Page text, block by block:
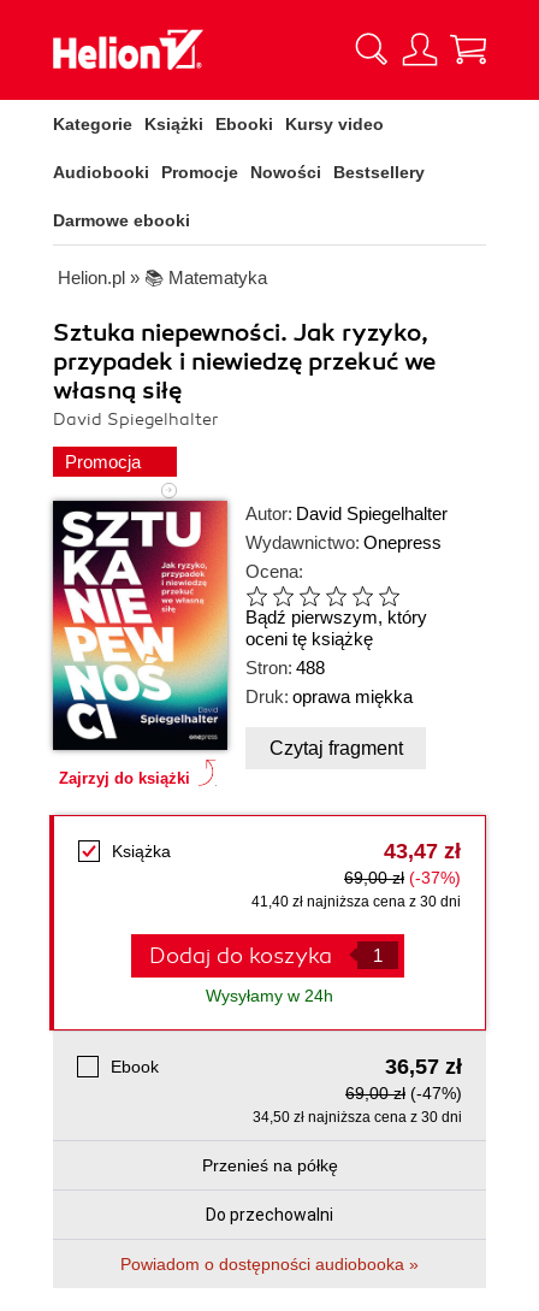
Kategorie Książki Ebooki Kursy video
Audiobooki Promocje Nowości Bestsellery
Darmowe ebooki
Helion.pl » 📚 Matematyka
Sztuka niepewności. Jak ryzyko,
przypadek i niewiedzę przekuć we
własną siłę
David Spiegelhalter
Promocja
Zajrzyj do książki
Autor: David Spiegelhalter
Wydawnictwo: Onepress
Ocena:
Bądź pierwszym, który
oceni tę książkę
Stron: 488
Druk: oprawa miękka
Czytaj fragment
Książka 43,47 zł
69,00 zł (-37%)
41,40 zł najniższa cena z 30 dni
Dodaj do koszyka
Wysyłamy w 24h
Ebook 36,57 zł
69,00 zł (-47%)
34,50 zł najniższa cena z 30 dni
Przenieś na półkę
Do przechowalni
Powiadom o dostępności audiobooka »